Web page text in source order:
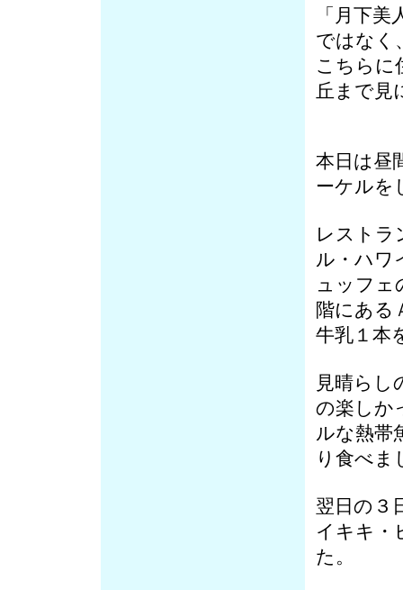
「月下
ではなく
こちらに
丘まで見
本日は昼
ーケルを
レストラ
ル・ハワ
ュッフェ
階にある
牛乳１本
見晴らし
の楽しか
ルな熱帯
り食べま
翌日の３
イキキ・
た。